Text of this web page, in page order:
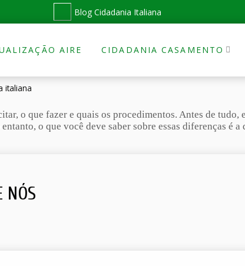
Blog Cidadania Italiana
AIRE CIDADANIA CASAMENTO
italiana
o que fazer e quais os procedimentos. Antes de tudo,
o que você deve saber sobre essas diferenças é a
NÓS